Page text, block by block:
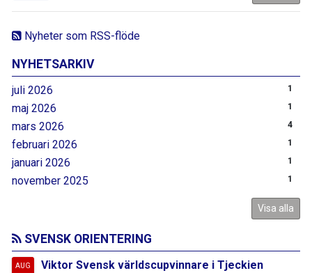
Nyheter som RSS-flöde
NYHETSARKIV
juli 2026 1
maj 2026 1
mars 2026 4
februari 2026 1
januari 2026 1
november 2025 1
Visa alla
SVENSK ORIENTERING
AUG Viktor Svensk världscupvinnare i Tjeckien